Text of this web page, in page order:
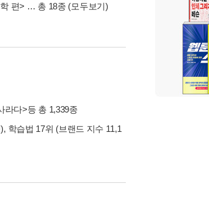
편> … 총 18종 (모두보기)
라다>등 총 1,339종
학습법 17위 (브랜드 지수 11,1